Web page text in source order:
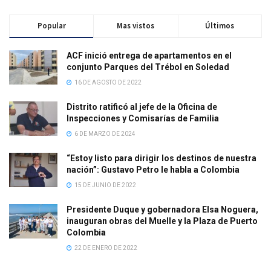
Popular Mas vistos Últimos
ACF inició entrega de apartamentos en el
conjunto Parques del Trébol en Soledad
16 DE AGOSTO DE 2022
Distrito ratificó al jefe de la Oficina de
Inspecciones y Comisarías de Familia
6 DE MARZO DE 2024
“Estoy listo para dirigir los destinos de nuestra
nación”: Gustavo Petro le habla a Colombia
15 DE JUNIO DE 2022
Presidente Duque y gobernadora Elsa Noguera,
inauguran obras del Muelle y la Plaza de Puerto
Colombia
22 DE ENERO DE 2022